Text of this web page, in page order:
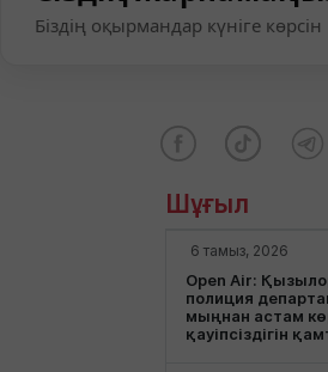
Біздің оқырмандар күніге көрсін
Шұғыл
6 тамыз, 2026
Open Air:
полиция
мыңнан астам
қауіпсіздігін